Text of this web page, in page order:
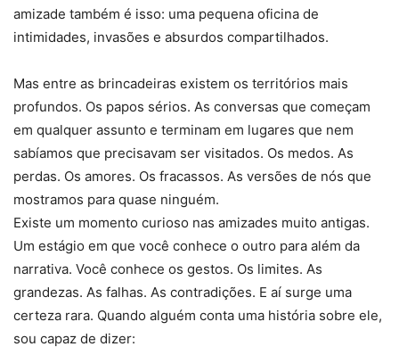
amizade também é isso: uma pequena oficina de
intimidades, invasões e absurdos compartilhados.
Mas entre as brincadeiras existem os territórios mais
profundos. Os papos sérios. As conversas que começam
em qualquer assunto e terminam em lugares que nem
sabíamos que precisavam ser visitados. Os medos. As
perdas. Os amores. Os fracassos. As versões de nós que
mostramos para quase ninguém.
Existe um momento curioso nas amizades muito antigas.
Um estágio em que você conhece o outro para além da
narrativa. Você conhece os gestos. Os limites. As
grandezas. As falhas. As contradições. E aí surge uma
certeza rara. Quando alguém conta uma história sobre ele,
sou capaz de dizer: